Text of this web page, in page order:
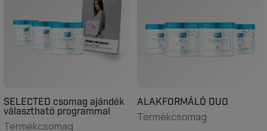
SELECTED csomag ajándék
választható programmal
Termékcsomag
ALAKFORMÁLÓ DUO
Termékcsomag